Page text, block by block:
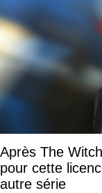
Après The
pour cette
autre série